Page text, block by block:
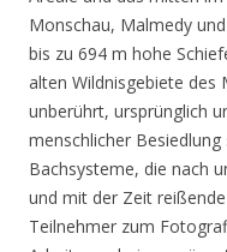
Monschau, Malmedy
bis zu 694 m hohe
alten Wildnisgebiete des
unberührt, ursprünglich
menschlicher
Bachsysteme, die nach
und mit der Zeit
Teilnehmer zum